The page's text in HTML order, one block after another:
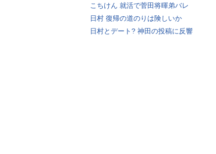
こちけん 就活で菅田将暉弟バレ
日村 復帰の道のりは険しいか
日村とデート? 神田の投稿に反響